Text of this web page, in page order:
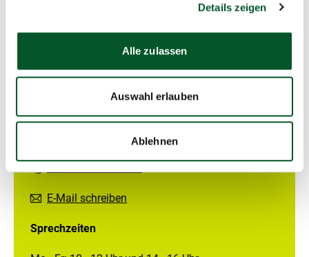
Details zeigen
Alle zulassen
Auswahl erlauben
Ablehnen
das Ziel Künstliche Intelligenz gezielt für den Umwelt- und
Kontakt
E-Mail schreiben
Sprechzeiten